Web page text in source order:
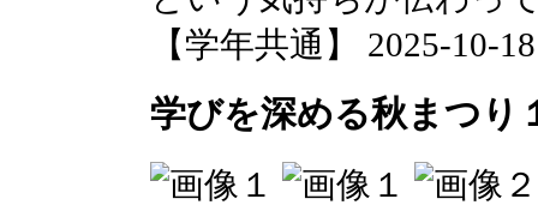
【学年共通】 2025-10-
学びを深める秋まつり